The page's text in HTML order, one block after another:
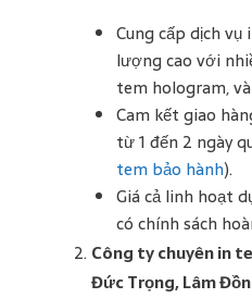
Cung cấp dịch
lượng cao với
tem hologram, và
Cam kết giao
từ 1 đến 2 ngày
tem bảo hành)​.
Giá cả linh hoạt
có chính sách
Công ty chuyên in
Đức Trọng, Lâm